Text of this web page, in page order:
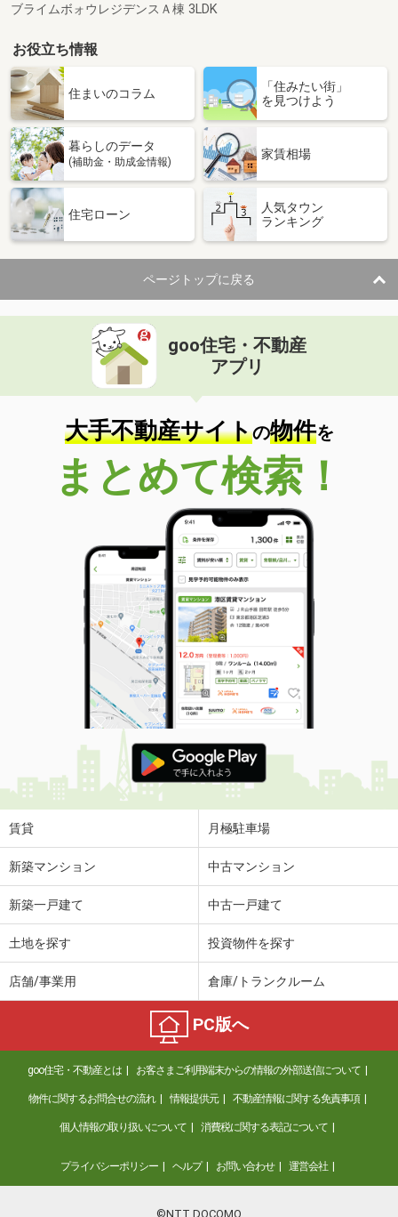
ブライムボォウレジデンスＡ棟 3LDK
お役立ち情報
住まいのコラム
「住みたい街」
を見つけよう
暮らしのデータ
(補助金・助成金情報)
家賃相場
住宅ローン
人気タウン
ランキング
ページトップに戻る
goo住宅・不動産
アプリ
大手不動産サイトの物件を
まとめて検索！
賃貸 月極駐車場
新築マンション 中古マンション
新築一戸建て 中古一戸建て
土地を探す 投資物件を探す
店舗/事業用 倉庫/トランクルーム
PC版へ
goo住宅・不動産とは お客さまご利用端末からの情報の外部送信について
物件に関するお問合せの流れ 情報提供元 不動産情報に関する免責事項
個人情報の取り扱いについて 消費税に関する表記について
プライバシーポリシー ヘルプ お問い合わせ 運営会社
©NTT DOCOMO